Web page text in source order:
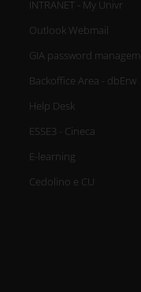
INTRANET - My Univr
Outlook Webmail
GIA password
Backoffice Area - dbErw
Help Desk
ESSE3 - Cineca
E-learning
Cedolino e CU